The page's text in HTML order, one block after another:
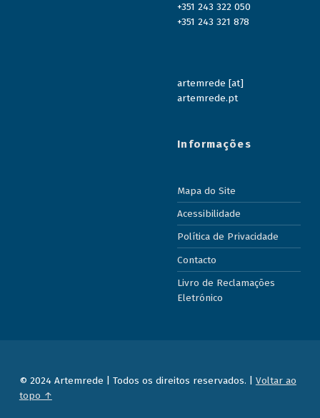
+351 243 322 050
+351 243 321 878
artemrede [at]
artemrede.pt
Informações
Mapa do Site
Acessibilidade
Política de Privacidade
Contacto
Livro de Reclamações
Eletrónico
© 2024 Artemrede | Todos os direitos reservados. | Voltar ao
topo ↑